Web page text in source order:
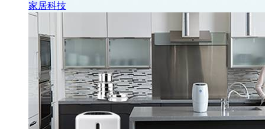
家居科技